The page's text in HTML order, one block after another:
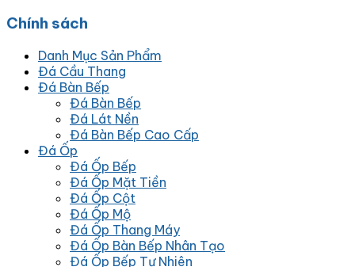
Chính sách
Danh Mục Sản Phẩm
Đá Cầu Thang
Đá Bàn Bếp
Đá Bàn Bếp
Đá Lát Nền
Đá Bàn Bếp Cao Cấp
Đá Ốp
Đá Ốp Bếp
Đá Ốp Mặt Tiền
Đá Ốp Cột
Đá Ốp Mộ
Đá Ốp Thang Máy
Đá Ốp Bàn Bếp Nhân Tạo
Đá Ốp Bếp Tự Nhiên